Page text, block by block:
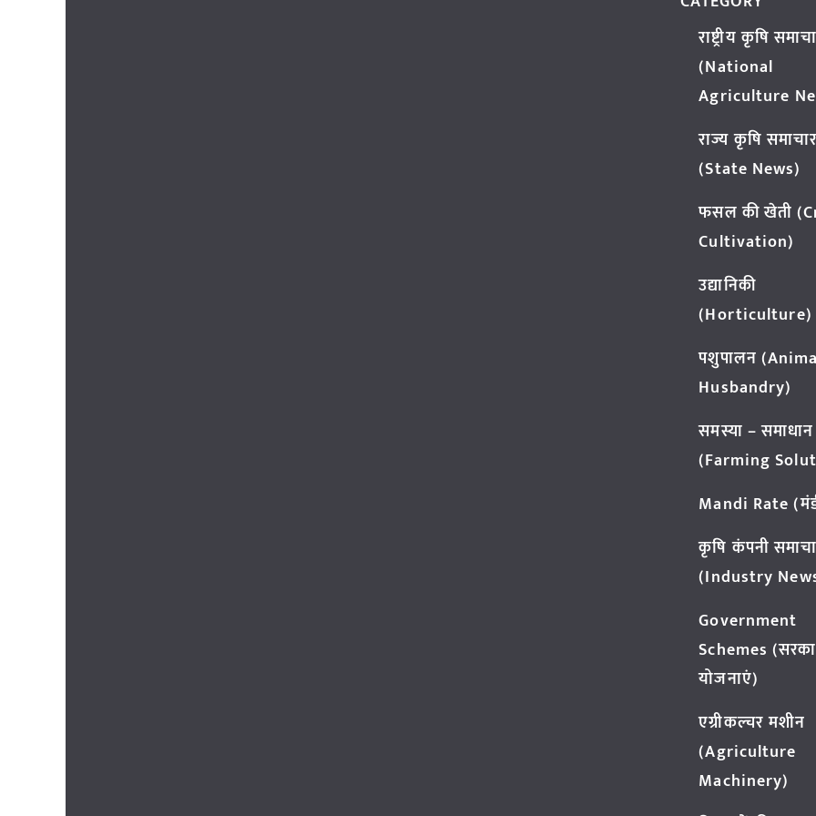
राष्ट्रीय कृषि
(National
Agriculture
राज्य कृषि समाचार
(State News)
फसल की खेती
Cultivation)
उद्यानिकी
(Horticulture)
पशुपालन
Husbandry)
समस्या – समाधान
(Farming
Mandi Rate
कृषि कंपनी
(Industry
Government
Schemes
योजनाएं)
एग्रीकल्चर मशीन
(Agriculture
Machinery)